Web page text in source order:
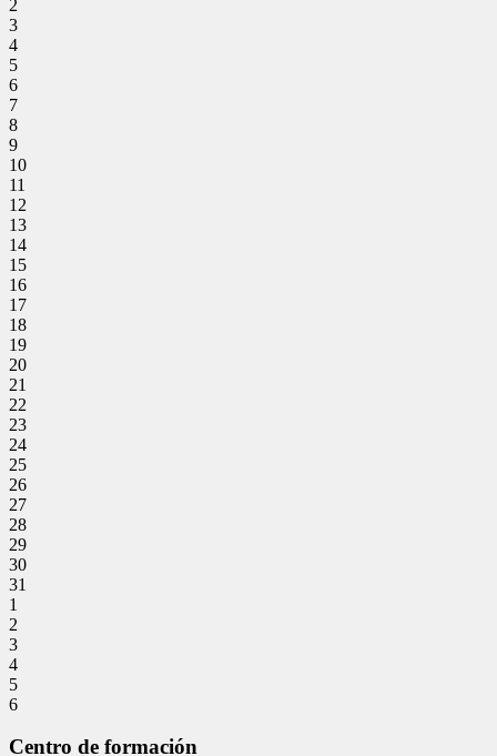
2
3
4
5
6
7
8
9
10
11
12
13
14
15
16
17
18
19
20
21
22
23
24
25
26
27
28
29
30
31
1
2
3
4
5
6
Centro de formación